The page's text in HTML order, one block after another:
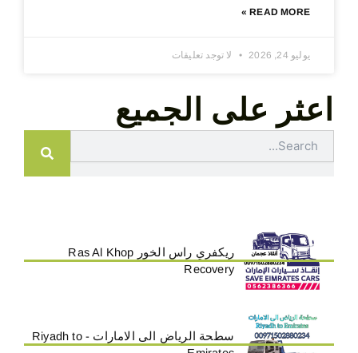
READ MORE »
يوليو 24, 2026 لا توجد تعليقات
اعثر على الجميع
ريكفري راس الخور Ras Al Khop
Recovery
سطحة الرياض الى الامارات - Riyadh to